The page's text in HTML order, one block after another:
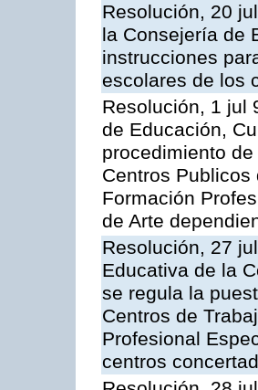
Resolución, 20
la Consejería de
instrucciones
escolares de los
Resolución, 1 jul
de Educación,
procedimiento
Centros
Formación
de Arte
Resolución, 27
Educativa de la
se regula la
Centros de
Profesional
centros